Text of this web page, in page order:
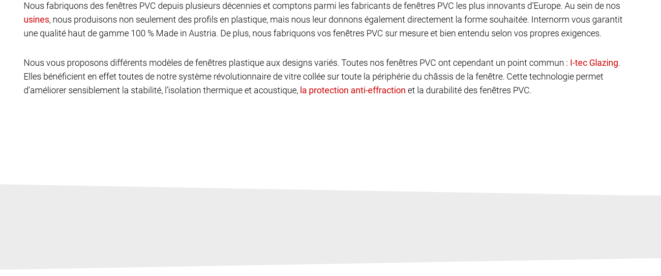
Nous fabriquons des fenêtres PVC depuis plusieurs décennies et comptons parmi les fabricants de fenêtres PVC les plus innovants d’Europe. Au sein de nos
, nous produisons non seulement des profils en plastique, mais nous leur donnons également directement la forme souhaitée. Internorm vous garantit
une qualité haut de gamme 100 % Made in Austria. De plus, nous fabriquons vos fenêtres PVC sur mesure et bien entendu selon vos propres exigences.
Nous vous proposons différents modèles de fenêtres plastique aux designs variés. Toutes nos fenêtres PVC ont cependant un point commun :
.
Elles bénéficient en effet toutes de notre système révolutionnaire de vitre collée sur toute la périphérie du châssis de la fenêtre. Cette technologie permet
d’améliorer sensiblement la stabilité, l’isolation thermique et acoustique,
et la durabilité des fenêtres PVC.